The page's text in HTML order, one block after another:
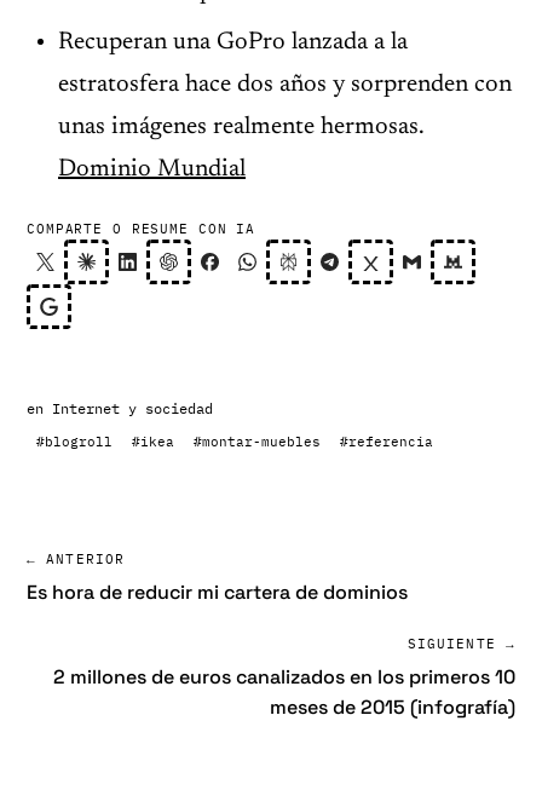
Recuperan una GoPro lanzada a la
estratosfera hace dos años y sorprenden con
unas imágenes realmente hermosas.
Dominio Mundial
COMPARTE O RESUME CON IA
en Internet y sociedad
#blogroll #ikea #montar-muebles #referencia
← ANTERIOR
Es hora de reducir mi cartera de dominios
SIGUIENTE →
2 millones de euros canalizados en los primeros 10
meses de 2015 (infografía)